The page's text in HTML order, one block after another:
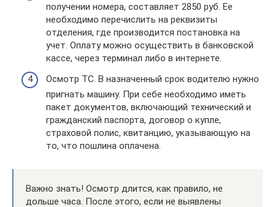
получении номера, составляет 2850 руб. Ее
необходимо перечислить на реквизиты
отделения, где производится постановка на
учет. Оплату можно осуществить в банковской
кассе, через терминал либо в интернете.
Осмотр ТС. В назначенный срок водителю нужно
пригнать машину. При себе необходимо иметь
пакет документов, включающий технический и
гражданский паспорта, договор о купле,
страховой полис, квитанцию, указывающую на
то, что пошлина оплачена.
Важно знать! Осмотр длится, как правило, не
дольше часа. После этого, если не выявлены